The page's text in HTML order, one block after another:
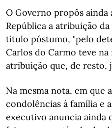
O Governo propôs ainda
República a atribuição
título póstumo, "pelo
Carlos do Carmo teve
atribuição que, de resto,
Na mesma nota, em que
condolências à família e
executivo anuncia ainda